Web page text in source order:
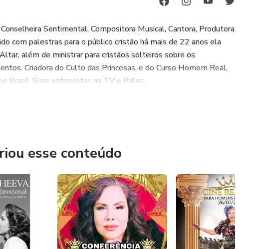
1 combo de pipoca + refrigerante (ou água mineral).
se tratar de um evento de 6 horas de duração, não
menores de 7 anos de idade).
de poltronas, crianças também pagam ingresso.
de segurança, os ingressos são nominais e intransferíveis. Não
dentro do Shopping onde fica o cinema.
é livre a entrada no cinema com outros lanches do
Sentimental, Compositora Musical, Cantora, Produtora
com palestras para o público cristão há mais de 22 anos ela
além de ministrar para cristãos solteiros sobre os
Criadora do Culto das Princesas, e do Curso Homem Real,
Brasil. Suas entrevistas na TV e Pales...
esse conteúdo